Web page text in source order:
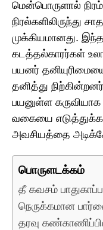
மென்பொருளால்
நிரல்களிலிருந்து
முக்கியமானது.
கடத்தல்காரர்கள்
பயனர்
தனித்து
பயனுள்ள கருவியாக
வகையை
அவசியத்தை
பொருளடக்கம்
தீ கவசம்
நெருக்கமான
தரவு